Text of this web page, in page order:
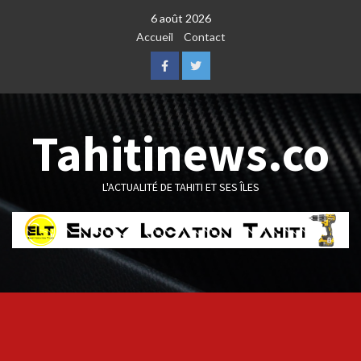
6 août 2026
Accueil
Contact
FacebookTwitter
Tahitinews.co
L'ACTUALITÉ DE TAHITI ET SES ÎLES